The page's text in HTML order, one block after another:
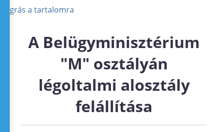
Ugrás a tartalomra
A Belügyminisztérium
"M" osztályán
légoltalmi alosztály
felállítása